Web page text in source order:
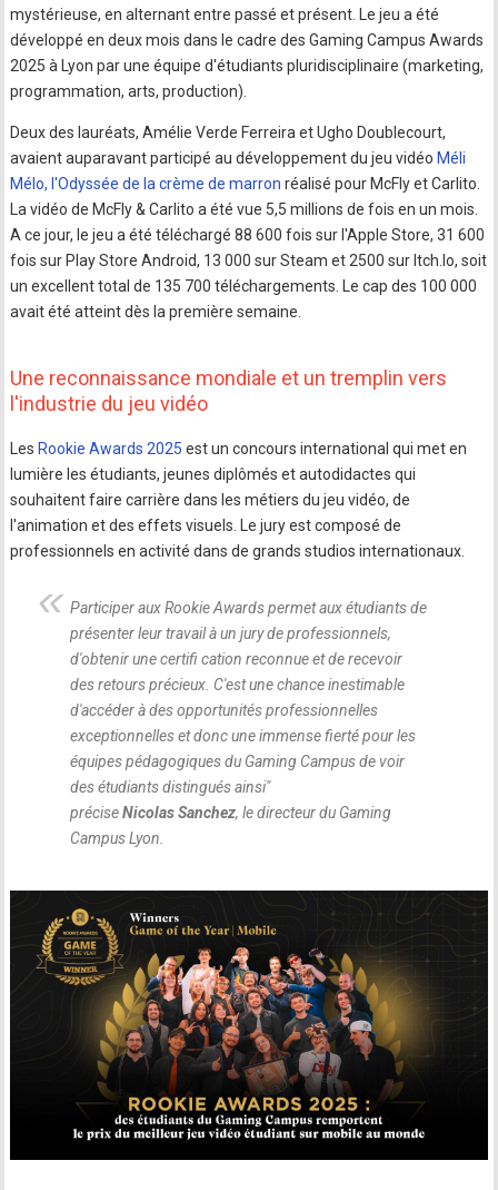
mystérieuse, en alternant entre passé et présent. Le jeu a été
développé en deux mois dans le cadre des Gaming Campus Awards
2025 à Lyon par une équipe d'étudiants pluridisciplinaire (marketing,
programmation, arts, production).
Deux des lauréats, Amélie Verde Ferreira et Ugho Doublecourt,
avaient auparavant participé au développement du jeu vidéo Méli
Mélo, l'Odyssée de la crème de marron réalisé pour McFly et Carlito.
La vidéo de McFly & Carlito a été vue 5,5 millions de fois en un mois.
A ce jour, le jeu a été téléchargé 88 600 fois sur l'Apple Store, 31 600
fois sur Play Store Android, 13 000 sur Steam et 2500 sur Itch.Io, soit
un excellent total de 135 700 téléchargements. Le cap des 100 000
avait été atteint dès la première semaine.
Une reconnaissance mondiale et un tremplin vers
l'industrie du jeu vidéo
Les Rookie Awards 2025 est un concours international qui met en
lumière les étudiants, jeunes diplômés et autodidactes qui
souhaitent faire carrière dans les métiers du jeu vidéo, de
l'animation et des effets visuels. Le jury est composé de
professionnels en activité dans de grands studios internationaux.
Participer aux Rookie Awards permet aux étudiants de
présenter leur travail à un jury de professionnels,
d'obtenir une certifi cation reconnue et de recevoir
des retours précieux. C'est une chance inestimable
d'accéder à des opportunités professionnelles
exceptionnelles et donc une immense fierté pour les
équipes pédagogiques du Gaming Campus de voir
des étudiants distingués ainsi"
préciseNicolas Sanchez, le directeur du Gaming
Campus Lyon.